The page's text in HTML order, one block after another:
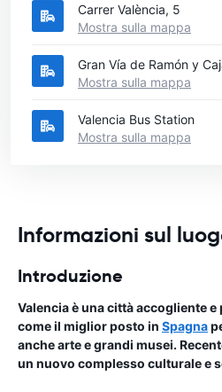
Carrer València, 5
Mostra sulla mappa
Gran Vía de Ramón y
Mostra sulla mappa
Valencia Bus Station
Mostra sulla mappa
Informazioni sul
Introduzione
Valencia è una città accogliente e
come il miglior posto in Spagna
anche arte e grandi musei.
un nuovo complesso culturale e